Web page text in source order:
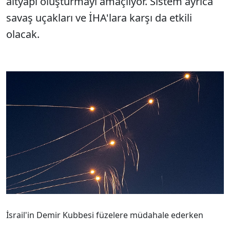
savaş uçakları ve İHA'lara karşı da etkili
olacak.
İsrail'in Demir Kubbesi füzelere müdahale ederken